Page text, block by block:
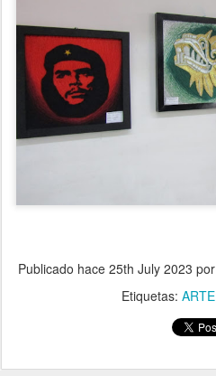
Publicado hace 25th July 2023 por
Etiquetas: ARTE